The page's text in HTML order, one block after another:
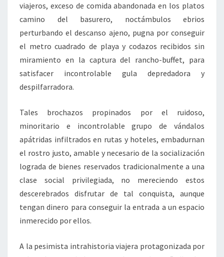
viajeros, exceso de comida abandonada en los platos
camino del basurero, noctámbulos ebrios
perturbando el descanso ajeno, pugna por conseguir
el metro cuadrado de playa y codazos recibidos sin
miramiento en la captura del rancho-buffet, para
satisfacer incontrolable gula depredadora y
despilfarradora.
Tales brochazos propinados por el ruidoso,
minoritario e incontrolable grupo de vándalos
apátridas infiltrados en rutas y hoteles, embadurnan
el rostro justo, amable y necesario de la socialización
lograda de bienes reservados tradicionalmente a una
clase social privilegiada, no mereciendo estos
descerebrados disfrutar de tal conquista, aunque
tengan dinero para conseguir la entrada a un espacio
inmerecido por ellos.
A la pesimista intrahistoria viajera protagonizada por